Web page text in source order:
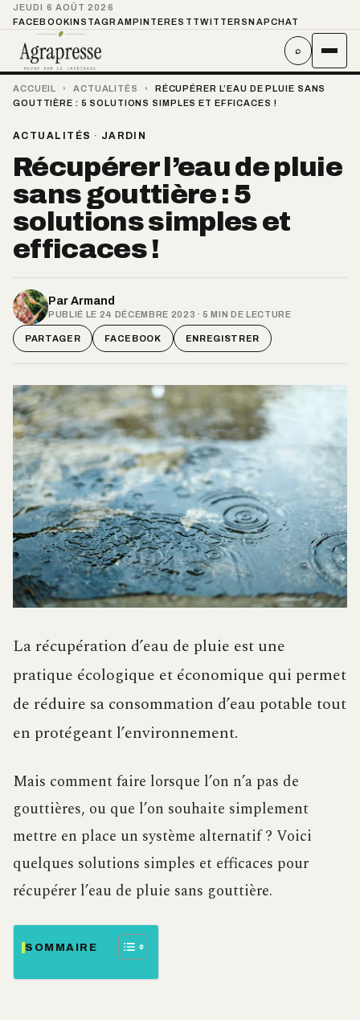
JEUDI 6 AOÛT 2026
FACEBOOKINSTAGRAMPINTEREST TWITTER SNAPCHAT
⌕
ACCUEIL › ACTUALITÉS ›
RÉCUPÉRER L’EAU DE PLUIE SANS
GOUTTIÈRE : 5 SOLUTIONS SIMPLES ET EFFICACES !
ACTUALITÉS · JARDIN
Récupérer l’eau de pluie
sans gouttière : 5
solutions simples et
efficaces !
Par Armand
PUBLIÉ LE 24 DÉCEMBRE 2023 · 5 MIN DE LECTURE
PARTAGER FACEBOOK ENREGISTRER
La récupération d’eau de pluie est une
pratique écologique et économique qui permet
de réduire sa consommation d’eau potable tout
en protégeant l’environnement.
Mais comment faire lorsque l’on n’a pas de
gouttières, ou que l’on souhaite simplement
mettre en place un système alternatif ? Voici
quelques solutions simples et efficaces pour
récupérer l’eau de pluie sans gouttière.
SOMMAIRE